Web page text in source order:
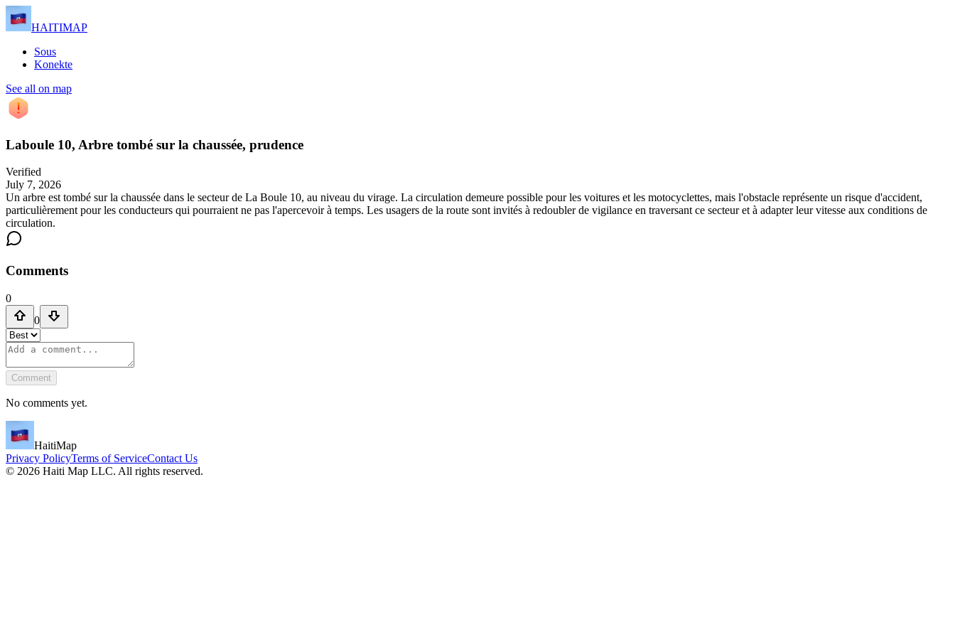
HAITIMAP
Sous
Konekte
See all on map
Laboule 10, Arbre tombé sur la chaussée, prudence
Verified
July 7, 2026
Un arbre est tombé sur la chaussée dans le secteur de La Boule 10, au niveau du virage. La circulation demeure possible pour les voitures et les motocyclettes, mais l'obstacle représente un risque d'accident,
particulièrement pour les conducteurs qui pourraient ne pas l'apercevoir à temps. Les usagers de la route sont invités à redoubler de vigilance en traversant ce secteur et à adapter leur vitesse aux conditions de
circulation.
Comments
0
0
Comment
No comments yet.
HaitiMap
Privacy PolicyTerms of ServiceContact Us
© 2026 Haiti Map LLC. All rights reserved.